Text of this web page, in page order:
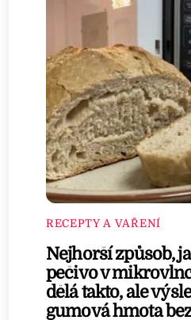
RECEPTY A VAŘENÍ
Nejhorší způsob,
pečivo v
dělá takto, ale
gumová hmota